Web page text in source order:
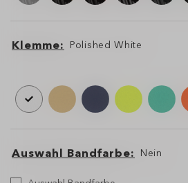
Klemme Polished White
Auswahl Bandfarbe Nein